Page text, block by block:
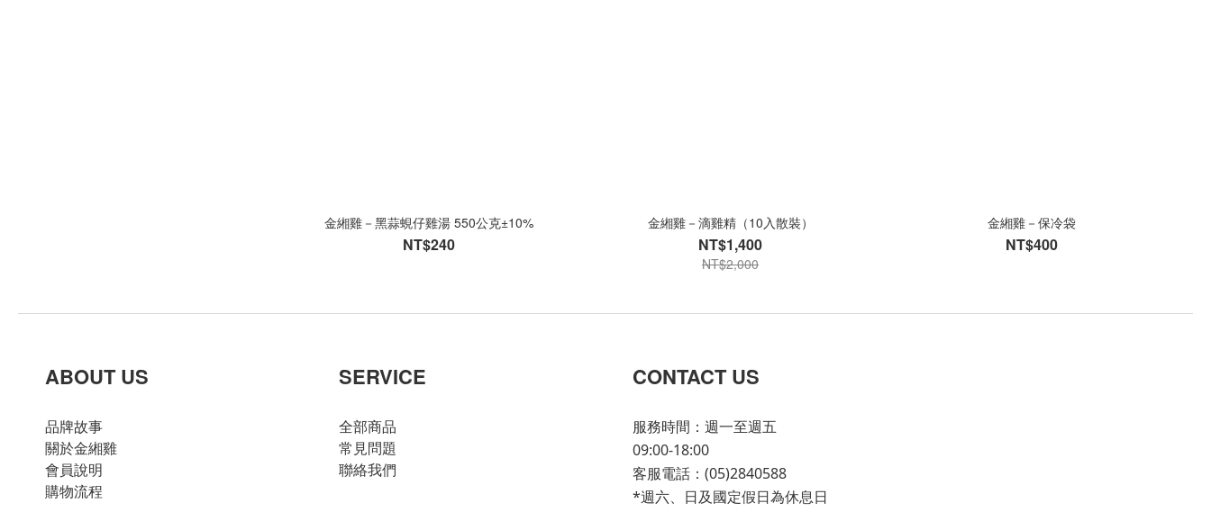
金緗雞－黑蒜蜆仔雞湯 550公克±10%
NT$240
金緗雞－滴雞精（10入散裝）
NT$1,400
NT$2,000
金緗雞－保冷袋
NT$400
ABOUT US
品牌故事
關於金緗雞
會員說明
購物流程
SERVICE
全部商品
常見問題
聯絡我們
CONTACT US
服務時間：週一至週五
09:00-18:00
客服電話：(05)2840588
*週六、日及國定假日為休息日